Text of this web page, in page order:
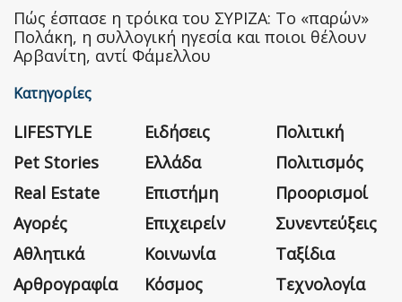
Πώς έσπασε η τρόικα του ΣΥΡΙΖΑ: Το «παρών»
Πολάκη, η συλλογική ηγεσία και ποιοι θέλουν
Αρβανίτη, αντί Φάμελλου
Κατηγορίες
LIFESTYLE
Pet Stories
Real Estate
Αγορές
Αθλητικά
Αρθρογραφία
Ειδήσεις
Ελλάδα
Επιστήμη
Επιχειρείν
Κοινωνία
Κόσμος
Πολιτική
Πολιτισμός
Προορισμοί
Συνεντεύξεις
Ταξίδια
Τεχνολογία